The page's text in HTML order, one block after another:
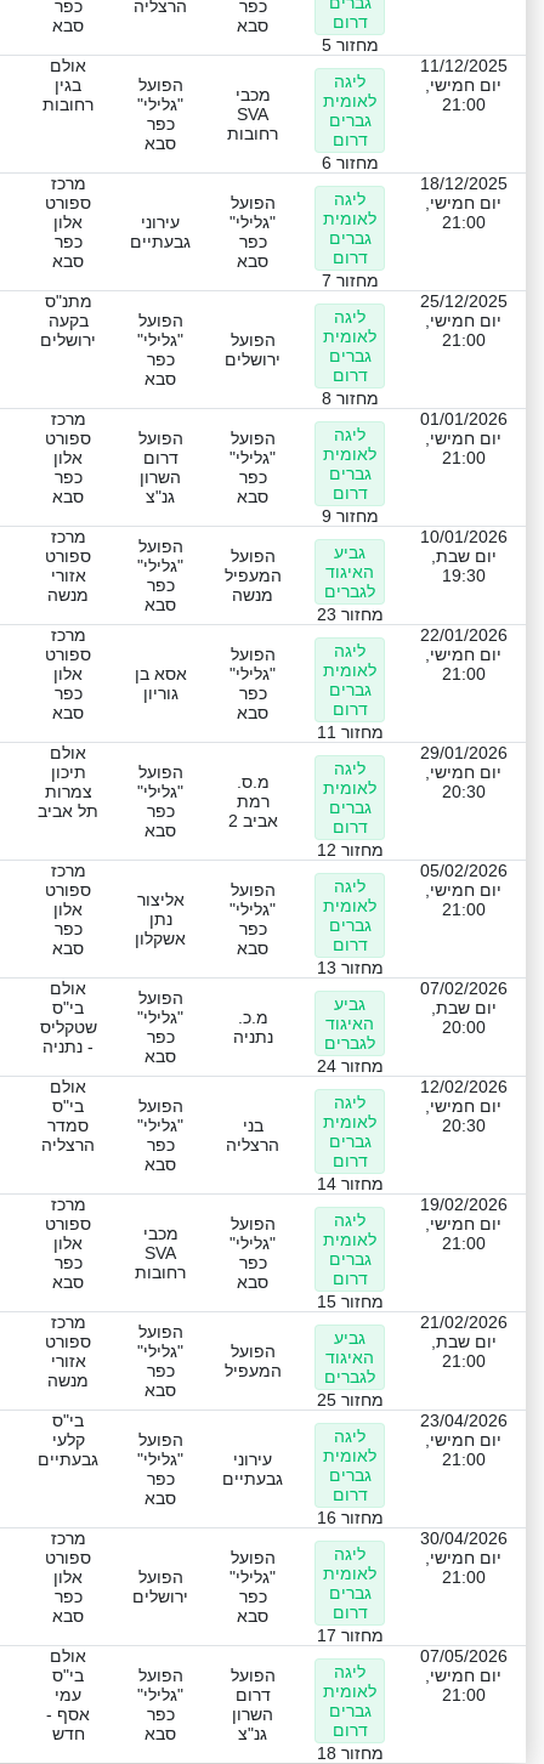
דרום
מחזור 5
כפר
סבא
הרצליה
כפר
סבא
11/12/2025
יום חמישי,
21:00
ליגה
לאומית
גברים
דרום
מחזור 6
מכבי
SVA
רחובות
הפועל
"גלילי"
כפר
סבא
אולם
בגין
רחובות
18/12/2025
יום חמישי,
21:00
ליגה
לאומית
גברים
דרום
מחזור 7
הפועל
"גלילי"
כפר
סבא
עירוני
גבעתיים
מרכז
ספורט
אלון
כפר
סבא
25/12/2025
יום חמישי,
21:00
ליגה
לאומית
גברים
דרום
מחזור 8
הפועל
ירושלים
הפועל
"גלילי"
כפר
סבא
מתנ"ס
בקעה
ירושלים
01/01/2026
יום חמישי,
21:00
ליגה
לאומית
גברים
דרום
מחזור 9
הפועל
"גלילי"
כפר
סבא
הפועל
דרום
השרון
גנ"צ
מרכז
ספורט
אלון
כפר
סבא
10/01/2026
יום שבת,
19:30
גביע
האיגוד
לגברים
מחזור 23
הפועל
המעפיל
מנשה
הפועל
"גלילי"
כפר
סבא
מרכז
ספורט
אזורי
מנשה
22/01/2026
יום חמישי,
21:00
ליגה
לאומית
גברים
דרום
מחזור 11
הפועל
"גלילי"
כפר
סבא
אסא בן
גוריון
מרכז
ספורט
אלון
כפר
סבא
29/01/2026
יום חמישי,
20:30
ליגה
לאומית
גברים
דרום
מחזור 12
מ.ס.
רמת
אביב 2
הפועל
"גלילי"
כפר
סבא
אולם
תיכון
צמרות
תל אביב
05/02/2026
יום חמישי,
21:00
ליגה
לאומית
גברים
דרום
מחזור 13
הפועל
"גלילי"
כפר
סבא
אליצור
נתן
אשקלון
מרכז
ספורט
אלון
כפר
סבא
07/02/2026
יום שבת,
20:00
גביע
האיגוד
לגברים
מחזור 24
מ.כ.
נתניה
הפועל
"גלילי"
כפר
סבא
אולם
בי"ס
שטקליס
- נתניה
12/02/2026
יום חמישי,
20:30
ליגה
לאומית
גברים
דרום
מחזור 14
בני
הרצליה
הפועל
"גלילי"
כפר
סבא
אולם
בי"ס
סמדר
הרצליה
19/02/2026
יום חמישי,
21:00
ליגה
לאומית
גברים
דרום
מחזור 15
הפועל
"גלילי"
כפר
סבא
מכבי
SVA
רחובות
מרכז
ספורט
אלון
כפר
סבא
21/02/2026
יום שבת,
21:00
גביע
האיגוד
לגברים
מחזור 25
הפועל
המעפיל
הפועל
"גלילי"
כפר
סבא
מרכז
ספורט
אזורי
מנשה
23/04/2026
יום חמישי,
21:00
ליגה
לאומית
גברים
דרום
מחזור 16
עירוני
גבעתיים
הפועל
"גלילי"
כפר
סבא
בי"ס
קלעי
גבעתיים
30/04/2026
יום חמישי,
21:00
ליגה
לאומית
גברים
דרום
מחזור 17
הפועל
"גלילי"
כפר
סבא
הפועל
ירושלים
מרכז
ספורט
אלון
כפר
סבא
07/05/2026
יום חמישי,
21:00
ליגה
לאומית
גברים
דרום
מחזור 18
הפועל
דרום
השרון
גנ"צ
הפועל
"גלילי"
כפר
סבא
אולם
בי"ס
עמי
אסף -
חדש